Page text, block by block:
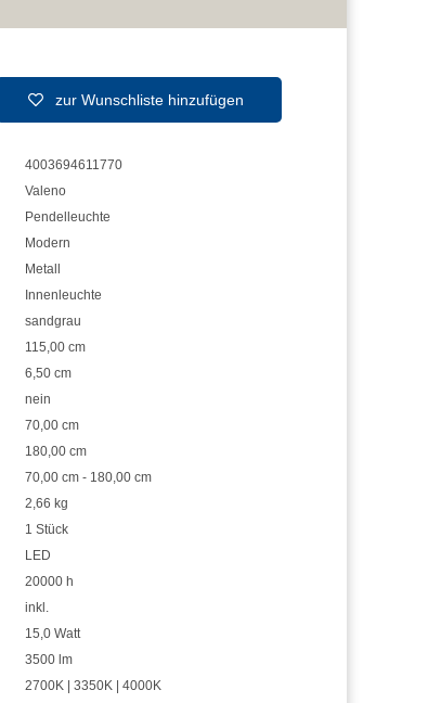
zur Wunschliste hinzufügen
4003694611770
Valeno
Pendelleuchte
Modern
Metall
Innenleuchte
sandgrau
115,00 cm
6,50 cm
nein
70,00 cm
180,00 cm
70,00 cm - 180,00 cm
2,66 kg
1 Stück
LED
20000 h
inkl.
15,0 Watt
3500 lm
2700K | 3350K | 4000K